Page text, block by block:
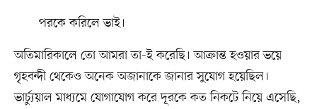
পরকে করিলে ভাই।
অতিমারিকালে তো আমরা তা-ই করেছি। আক্রান্ত হওয়ার ভয়ে
গৃহবন্দী থেকেও অনেক অজানাকে জানার সুযোগ হয়েছিল।
ভার্চ্যুয়াল মাধ্যমে যোগাযোগ করে দূরকে কত নিকটে নিয়ে এসেছি,